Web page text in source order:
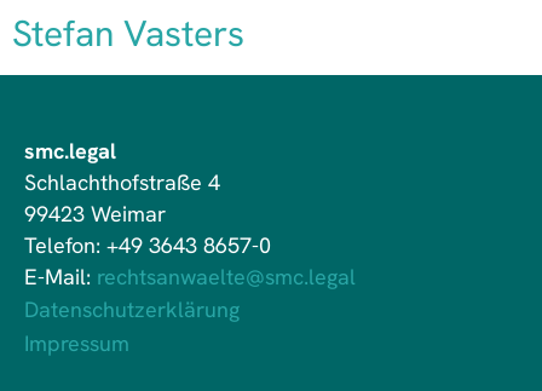
Stefan Vasters
smc.legal
Schlachthofstraße 4
99423 Weimar
Telefon: +49 3643 8657-0
E-Mail: rechtsanwaelte@smc.legal
Datenschutzerklärung
Impressum